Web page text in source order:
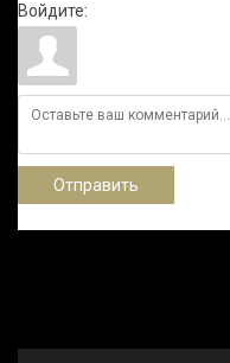
Войдите:
Отправить